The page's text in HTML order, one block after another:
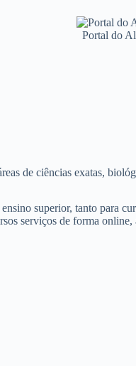
Portal do
de ciências exatas,
superior, tanto para
serviços de forma